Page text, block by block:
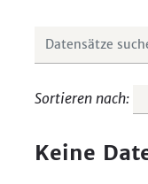
Sortieren nach
Keine